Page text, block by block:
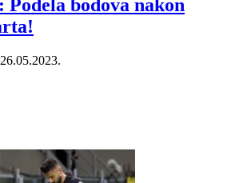
bodova nakon
26.05.2023.